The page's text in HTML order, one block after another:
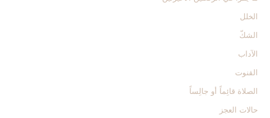
الخلل
الشكّ
الآداب
القنوت‏
الصلاة قائِماً أو جالِساً
حالات العجز